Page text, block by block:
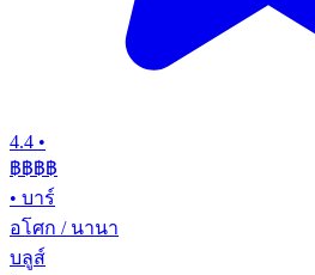
4.4 •
฿฿฿฿
• บาร์
อโศก / นานา
บลูส์